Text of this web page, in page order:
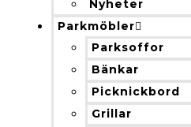
Nyheter
Parkmöbler
Parksoffor
Bänkar
Picknickbord
Grillar